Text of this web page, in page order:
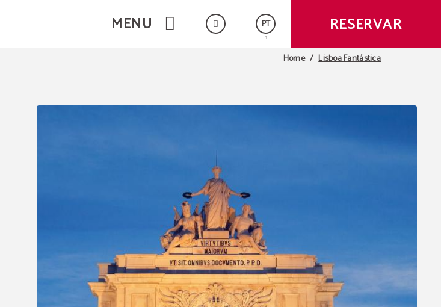
MENU PT RESERVAR
Home Lisboa Fantástica